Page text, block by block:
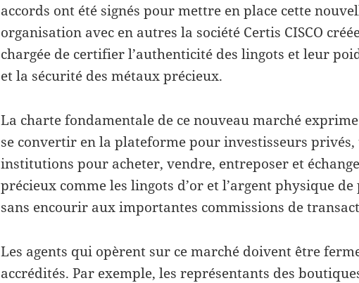
accords ont été signés pour mettre en place cette
organisation avec en autres la société Certis CISCO
chargée de certifier l’authenticité des lingots et leur
et la sécurité des métaux précieux.
La charte fondamentale de ce nouveau marché
se convertir en la plateforme pour investisseurs
institutions pour acheter, vendre, entreposer et
précieux comme les lingots d’or et l’argent physique
sans encourir aux importantes commissions de
Les agents qui opèrent sur ce marché doivent être
accrédités. Par exemple, les représentants des